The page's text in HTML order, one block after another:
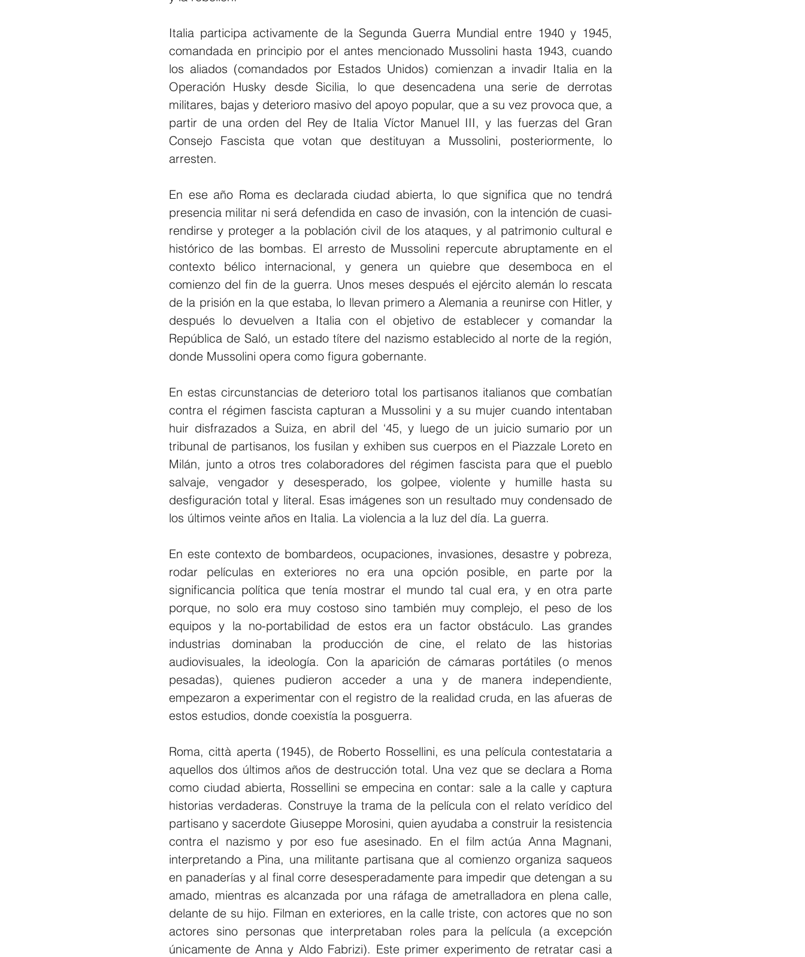
Italia participa activamente de la Segunda Guerra Mundial entre 1940 y 1945,
comandada en principio por el antes mencionado Mussolini hasta 1943, cuando
los aliados (comandados por Estados Unidos) comienzan a invadir Italia en la
Operación Husky desde Sicilia, lo que desencadena una serie de derrotas
militares, bajas y deterioro masivo del apoyo popular, que a su vez provoca que, a
partir de una orden del Rey de Italia Víctor Manuel III, y las fuerzas del Gran
Consejo Fascista que votan que destituyan a Mussolini, posteriormente, lo
arresten.
En ese año Roma es declarada ciudad abierta, lo que significa que no tendrá
presencia militar ni será defendida en caso de invasión, con la intención de cuasi-
rendirse y proteger a la población civil de los ataques, y al patrimonio cultural e
histórico de las bombas. El arresto de Mussolini repercute abruptamente en el
contexto bélico internacional, y genera un quiebre que desemboca en el
comienzo del fin de la guerra. Unos meses después el ejército alemán lo rescata
de la prisión en la que estaba, lo llevan primero a Alemania a reunirse con Hitler, y
después lo devuelven a Italia con el objetivo de establecer y comandar la
República de Saló, un estado títere del nazismo establecido al norte de la región,
donde Mussolini opera como figura gobernante.
En estas circunstancias de deterioro total los partisanos italianos que combatían
contra el régimen fascista capturan a Mussolini y a su mujer cuando intentaban
huir disfrazados a Suiza, en abril del ‘45, y luego de un juicio sumario por un
tribunal de partisanos, los fusilan y exhiben sus cuerpos en el Piazzale Loreto en
Milán, junto a otros tres colaboradores del régimen fascista para que el pueblo
salvaje, vengador y desesperado, los golpee, violente y humille hasta su
desfiguración total y literal. Esas imágenes son un resultado muy condensado de
los últimos veinte años en Italia. La violencia a la luz del día. La guerra.
En este contexto de bombardeos, ocupaciones, invasiones, desastre y pobreza,
rodar películas en exteriores no era una opción posible, en parte por la
significancia política que tenía mostrar el mundo tal cual era, y en otra parte
porque, no solo era muy costoso sino también muy complejo, el peso de los
equipos y la no-portabilidad de estos era un factor obstáculo. Las grandes
industrias dominaban la producción de cine, el relato de las historias
audiovisuales, la ideología. Con la aparición de cámaras portátiles (o menos
pesadas), quienes pudieron acceder a una y de manera independiente,
empezaron a experimentar con el registro de la realidad cruda, en las afueras de
estos estudios, donde coexistía la posguerra.
Roma, città aperta (1945), de Roberto Rossellini, es una película contestataria a
aquellos dos últimos años de destrucción total. Una vez que se declara a Roma
como ciudad abierta, Rossellini se empecina en contar: sale a la calle y captura
historias verdaderas. Construye la trama de la película con el relato verídico del
partisano y sacerdote Giuseppe Morosini, quien ayudaba a construir la resistencia
contra el nazismo y por eso fue asesinado. En el film actúa Anna Magnani,
interpretando a Pina, una militante partisana que al comienzo organiza saqueos
en panaderías y al final corre desesperadamente para impedir que detengan a su
amado, mientras es alcanzada por una ráfaga de ametralladora en plena calle,
delante de su hijo. Filman en exteriores, en la calle triste, con actores que no son
actores sino personas que interpretaban roles para la película (a excepción
únicamente de Anna y Aldo Fabrizi). Este primer experimento de retratar casi a